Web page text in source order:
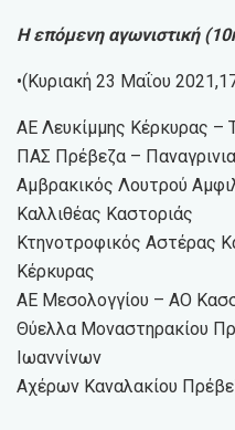
Η επόμενη αγωνιστική
•(Κυριακή 23 Μαΐου
ΑΕ Λευκίμμης Κέρκυρας –
ΠΑΣ Πρέβεζα –
Αμβρακικός Λουτρού
Καλλιθέας Καστοριάς
Κτηνοτροφικός Αστέρας
Κέρκυρας
ΑΕ Μεσολογγίου – ΑΟ
Θύελλα Μοναστηρακίου
Ιωαννίνων
Αχέρων Καναλακίου